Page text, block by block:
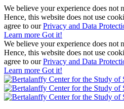
We believe your experience does not
Hence, this website does not use
agree to ourPrivacy and Data
Learn more Got it!
We believe your experience does not
Hence, this website does not use
agree to ourPrivacy and Data
Learn more Got it!